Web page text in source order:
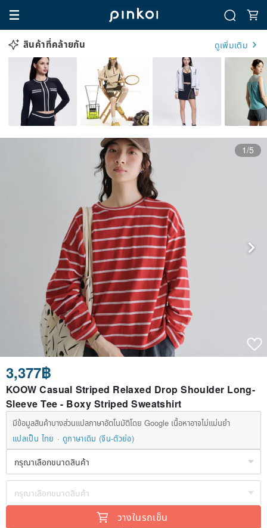
สินค้าที่คล้ายกัน ดูเพิ่มเติม
1/5
3,377฿
KOOW Casual Striped Relaxed Drop Shoulder Long-
Sleeve Tee - Boxy Striped Sweatshirt
มีข้อมูลสินค้าบางส่วนแปลภาษาอัตโนมัติโดย Google เนื้อหาอาจไม่แม่นยำ
แปลเป็น ไทย
ดูภาษาเดิม (จีน-ตัวย่อ)
วางในรถเข็น